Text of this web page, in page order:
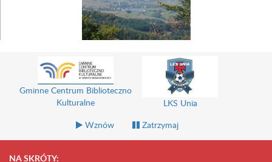
Gminne Centrum Biblioteczno
Kulturalne
LKS Unia
Wznów
Zatrzymaj
NA SKRÓTY: